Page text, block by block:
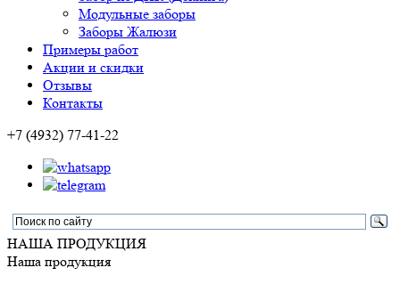
Модульные заборы
Заборы Жалюзи
Примеры работ
Акции и скидки
Отзывы
Контакты
+7 (4932) 77-41-22
НАША ПРОДУКЦИЯ
Наша продукция